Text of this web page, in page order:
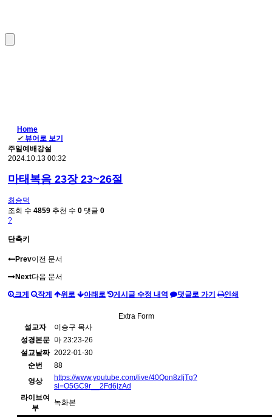
Home
✔ 뷰어로 보기
주일예배강설
2024.10.13 00:32
마태복음 23장 23~26절
최승덕
조회 수 4859 추천 수 0 댓글 0
?
단축키
Prev이전 문서
Next다음 문서
크게 작게 위로 아래로 게시글 수정 내역 댓글로 가기 인쇄
Extra Form
설교자
이승구 목사
성경본문 마 23:23-26
설교날짜 2022-01-30
순번
88
영상
https://www.youtube.com/live/40Qon8zIjTg?
si=O5GC9r__2Fd6jzAd
라이브여
부
녹화본